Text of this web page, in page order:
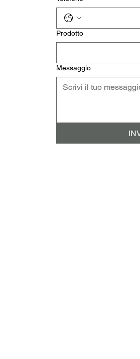
Prodotto
Messaggio